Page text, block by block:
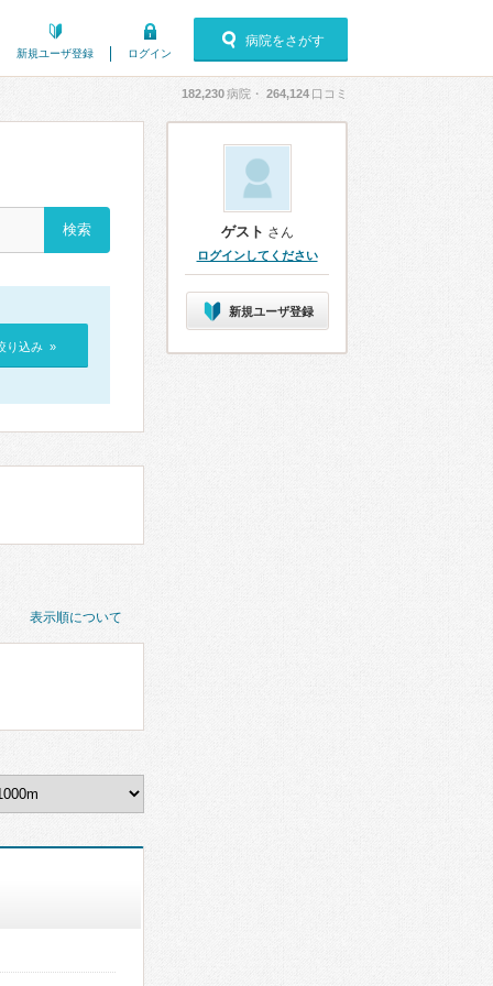
新規ユーザ登録 ログイン
病院をさがす
182,230病院・ 264,124 口コミ
り込み »
表示順について
ゲスト さん
ログインしてください
新規ユーザ登録